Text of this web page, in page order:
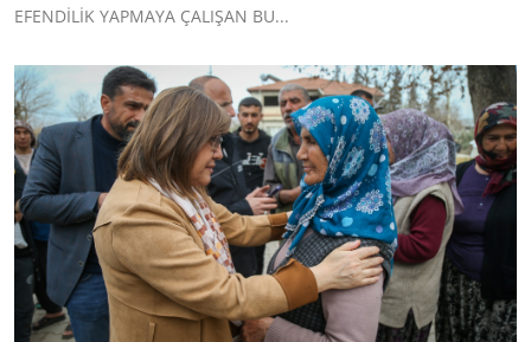
EFENDİLİK YAPMAYA ÇALIŞAN BU...